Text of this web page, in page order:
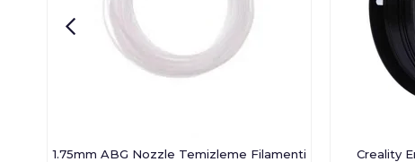
1.75mm ABG Nozzle Temizleme Filamenti
Creality